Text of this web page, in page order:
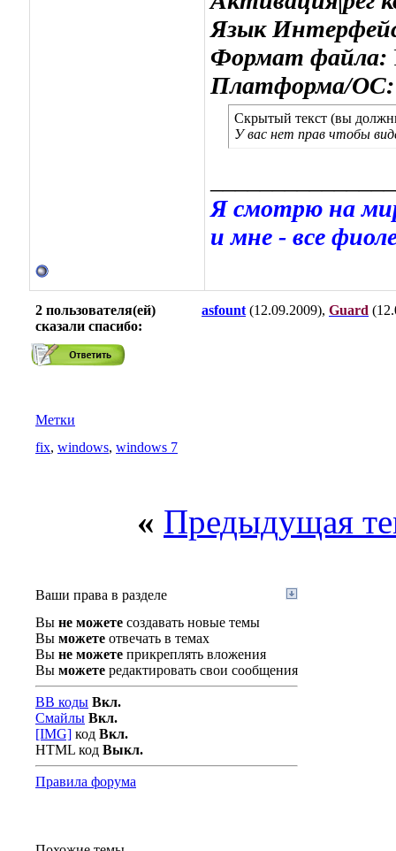
Язык
Формат файла:
Платформа/ОС:
Скрытый текст (вы
У вас нет прав чтобы
Я смотрю на мир
и мне - все
2 пользователя(ей)
сказали cпасибо:
asfount (12.09.2009), Guard
Метки
fix, windows, windows 7
« Предыдущая
Ваши права в разделе
Вы не можете создавать новые темы
Вы можете отвечать в темах
Вы не можете прикреплять вложения
Вы можете редактировать свои сообщения
BB коды Вкл.
Смайлы Вкл.
[IMG] код Вкл.
HTML код Выкл.
Правила форума